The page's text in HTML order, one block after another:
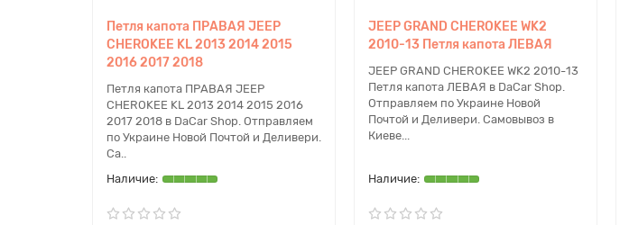
Петля капота ПРАВАЯ JEEP
CHEROKEE KL 2013 2014 2015
2016 2017 2018
Петля капота ПРАВАЯ JEEP
CHEROKEE KL 2013 2014 2015 2016
2017 2018 в DaCar Shop. Отправляем
по Украине Новой Почтой и Деливери.
Са..
JEEP GRAND CHEROKEE WK2
2010-13 Петля капота ЛЕВАЯ
JEEP GRAND CHEROKEE WK2 2010-13
Петля капота ЛЕВАЯ в DaCar Shop.
Отправляем по Украине Новой
Почтой и Деливери. Самовывоз в
Киеве...